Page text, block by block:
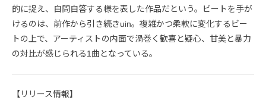
的に捉え、自問自答する様を表した作品だという。ビートを手が
けるのは、前作から引き続きuin。複雑かつ柔軟に変化するビー
トの上で、アーティストの内面で渦巻く歓喜と疑心、甘美と暴力
の対比が感じられる1曲となっている。
【リリース情報】